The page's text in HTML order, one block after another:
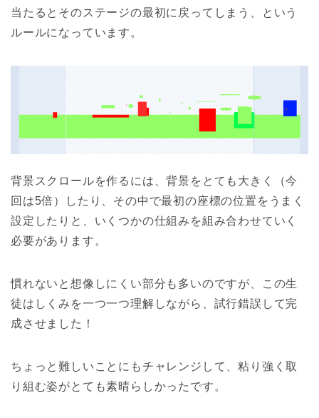
当たるとそのステージの最初に戻ってしまう、という
ルールになっています。
背景スクロールを作るには、背景をとても大きく（今
回は5倍）したり、その中で最初の座標の位置をうまく
設定したりと、いくつかの仕組みを組み合わせていく
必要があります。
慣れないと想像しにくい部分も多いのですが、この生
徒はしくみを一つ一つ理解しながら、試行錯誤して完
成させました！
ちょっと難しいことにもチャレンジして、粘り強く取
り組む姿がとても素晴らしかったです。